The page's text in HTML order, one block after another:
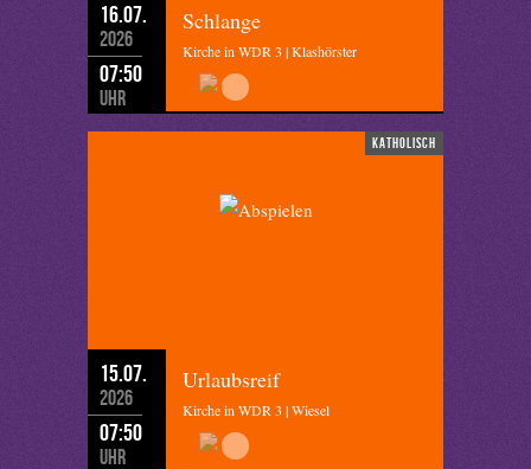
16.07.
2026
07:50
Uhr
Schlange
Kirche in WDR 3 | Klashörster
katholisch
15.07.
2026
07:50
Uhr
Urlaubsreif
Kirche in WDR 3 | Wiesel